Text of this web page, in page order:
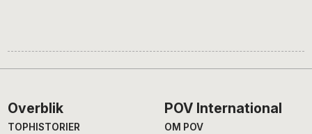
Footer
Overblik
TOPHISTORIER
POV International
OM POV